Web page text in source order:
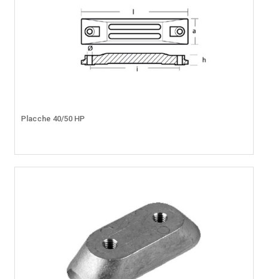
Placche 40/50 HP